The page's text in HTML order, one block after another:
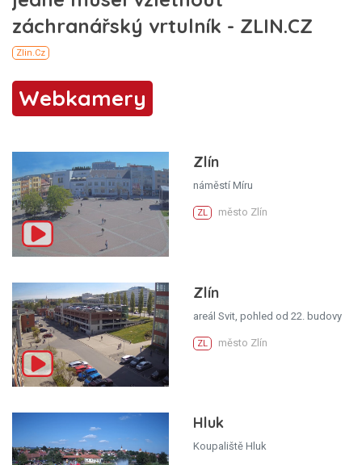
Webkamery
Zlín
náměstí Míru
ZL město Zlín
Zlín
areál Svit, pohled od 22. budovy
ZL město Zlín
Hluk
Koupaliště Hluk